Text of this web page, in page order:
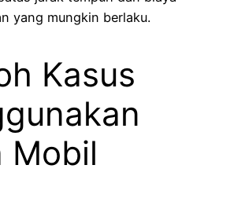
yang mungkin berlaku.
Kasus
Mobil